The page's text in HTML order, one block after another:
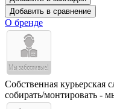
Добавить в сравнение
О бренде
Собственная курьерская
собирать/монтировать -